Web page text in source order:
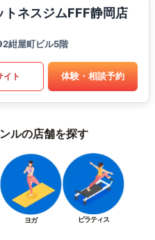
トネスジムFFF静岡店
紺屋町ビル5階
イト 体験・相談予約
ルの店舗を探す
ヨガ ピラティス